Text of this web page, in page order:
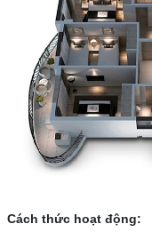
Cách thức hoạt động: